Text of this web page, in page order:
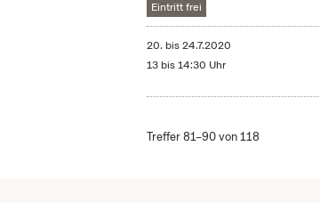
Eintritt frei
20. bis24.7.2020
13 bis 14:30 Uhr
Treffer 81–90 von 118